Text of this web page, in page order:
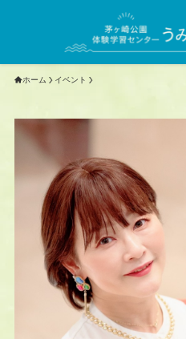
ホーム イベント